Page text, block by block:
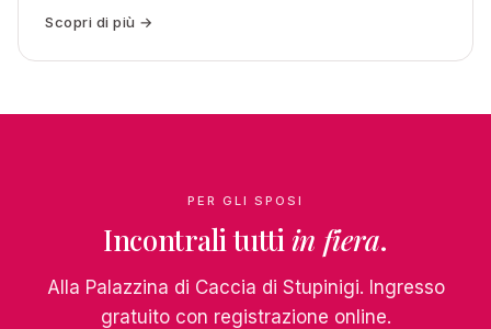
Scopri di più →
PER GLI SPOSI
Incontrali tutti in fiera.
Alla Palazzina di Caccia di Stupinigi. Ingresso
gratuito con registrazione online.